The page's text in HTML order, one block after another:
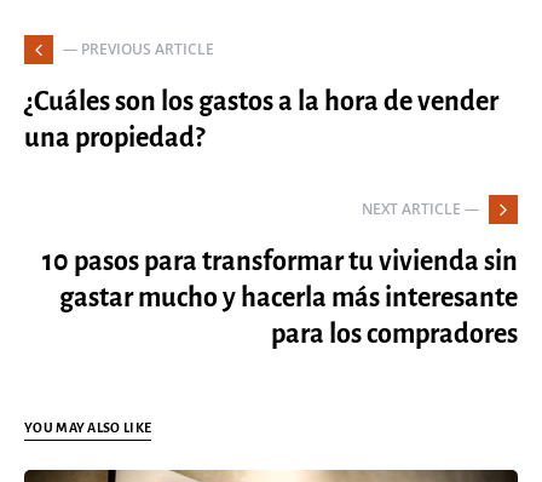
— PREVIOUS ARTICLE
¿Cuáles son los gastos a la hora de vender
una propiedad?
NEXT ARTICLE —
10 pasos para transformar tu vivienda sin
gastar mucho y hacerla más interesante
para los compradores
YOU MAY ALSO LIKE